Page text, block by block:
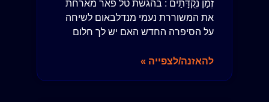
זְמַן נְקֻדָּתַים : בהגשת טל פאר מארחת
את המשוררת נעמי מנדלבאום לשיחה
על הסיפרה החדש האם יש לך חלום
להאזנה/לצפייה »